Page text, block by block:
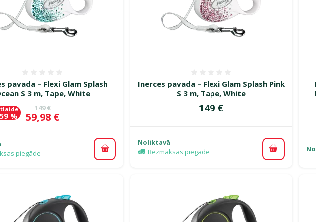
pavada – Flexi Glam Splash
S 3 m, Tape, White
Oriģinālā cena
149 €
Cena
59,98 €
%
piegāde
Pievienot grozam
Inerces pavada – Flexi Glam Splash Pink
S 3 m, Tape, White
Cena
149 €
Noliktavā
Bezmaksas piegāde
Pievienot